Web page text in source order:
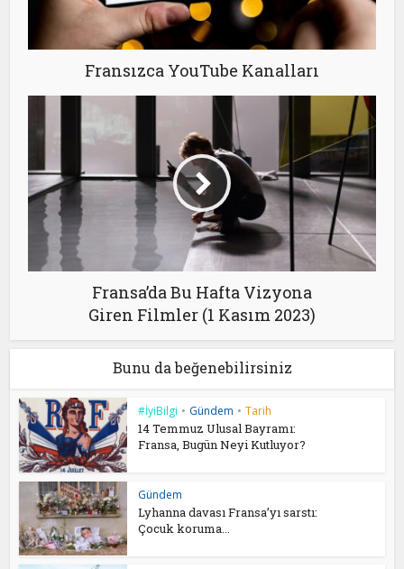
Fransızca YouTube Kanalları
Fransa’da Bu Hafta Vizyona
Giren Filmler (1 Kasım 2023)
Bunu da beğenebilirsiniz
#İyiBilgi • Gündem • Tarih
14 Temmuz Ulusal Bayramı:
Fransa, Bugün Neyi Kutluyor?
Gündem
Lyhanna davası Fransa’yı sarstı:
Çocuk koruma...